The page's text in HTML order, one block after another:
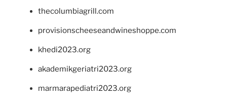
thecolumbiagrill.com
provisionscheeseandwineshoppe.com
khedi2023.org
akademikgeriatri2023.org
marmarapediatri2023.org